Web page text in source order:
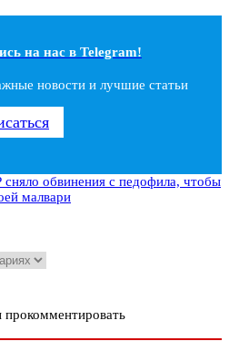
на наc в Telegram!
новости и лучшие статьи
обвинения с педофила, чтобы
малвари